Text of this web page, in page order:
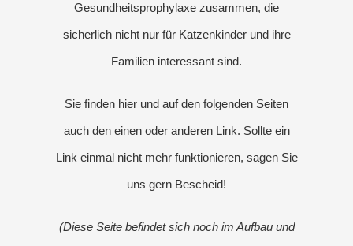
Gesundheitsprophylaxe zusammen, die
sicherlich nicht nur für Katzenkinder und ihre
Familien interessant sind.
Sie finden hier und auf den folgenden Seiten
auch den einen oder anderen Link. Sollte ein
Link einmal nicht mehr funktionieren, sagen Sie
uns gern Bescheid!
(Diese Seite befindet sich noch im Aufbau und